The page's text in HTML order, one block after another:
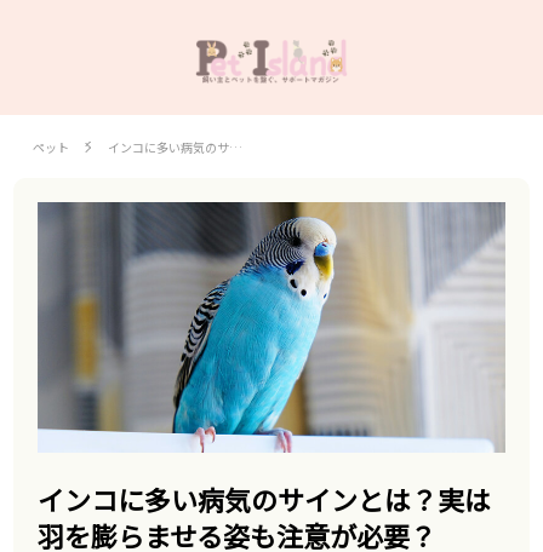
ペット インコに多い病気のサ…
インコに多い病気のサインとは？実は
羽を膨らませる姿も注意が必要？